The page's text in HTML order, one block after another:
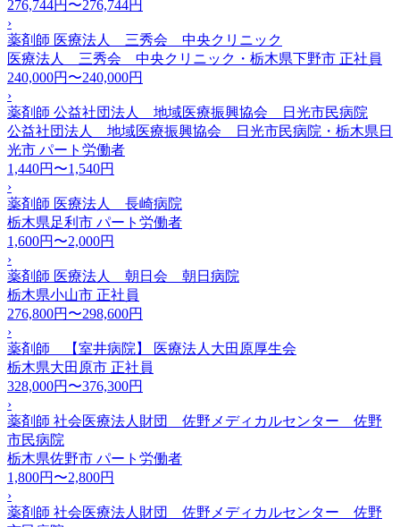
276,744円〜276,744円
›
薬剤師 医療法人 三秀会 中央クリニック
医療法人 三秀会 中央クリニック・栃木県下野市 正社員
240,000円〜240,000円
›
薬剤師 公益社団法人 地域医療振興協会 日光市民病院
公益社団法人 地域医療振興協会 日光市民病院・栃木県日
光市 パート労働者
1,440円〜1,540円
›
薬剤師 医療法人 長崎病院
栃木県足利市 パート労働者
1,600円〜2,000円
›
薬剤師 医療法人 朝日会 朝日病院
栃木県小山市 正社員
276,800円〜298,600円
›
薬剤師 【室井病院】 医療法人大田原厚生会
栃木県大田原市 正社員
328,000円〜376,300円
›
薬剤師 社会医療法人財団 佐野メディカルセンター 佐野
市民病院
栃木県佐野市 パート労働者
1,800円〜2,800円
›
薬剤師 社会医療法人財団 佐野メディカルセンター 佐野